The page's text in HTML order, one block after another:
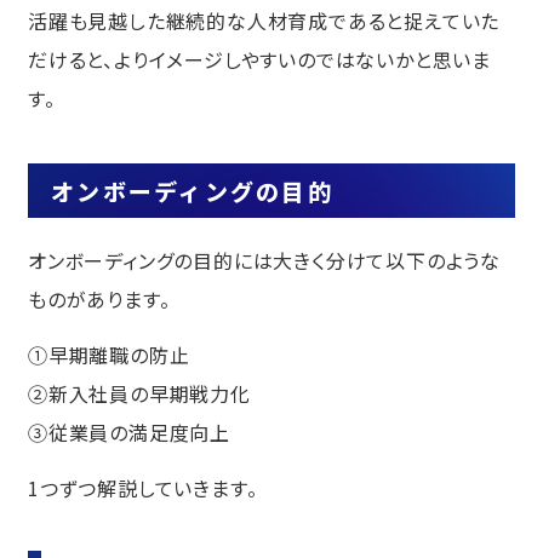
活躍も見越した継続的な人材育成であると捉えていた
だけると、よりイメージしやすいのではないかと思いま
す。
オンボーディングの目的
オンボーディングの目的には大きく分けて以下のような
ものがあります。
①早期離職の防止
②新入社員の早期戦力化
③従業員の満足度向上
1つずつ解説していきます。